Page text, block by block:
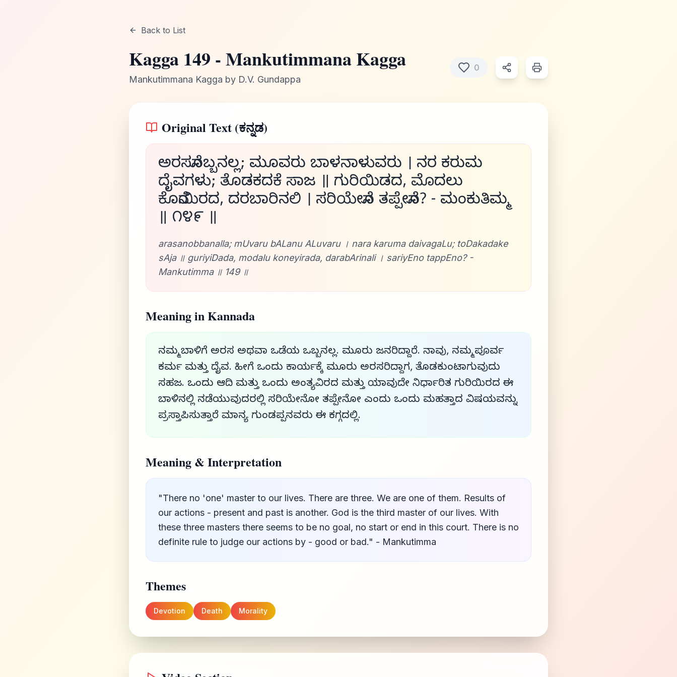
Back to List
Kagga 149 -Mankutimmana Kagga
Mankutimmana Kagga by D.V. Gundappa
0
Original Text (ಕನ್ನಡ)
ಅರಸನೊಬ್ಬನಲ್ಲ; ಮೂವರು ಬಾಳನಾಳುವರು । ನರ ಕರುಮ
ದೈವಗಳು; ತೊಡಕದಕೆ ಸಾಜ ॥ ಗುರಿಯಿಡದ, ಮೊದಲು
ಕೊನೆಯಿರದ, ದರಬಾರಿನಲಿ । ಸರಿಯೇನೊ ತಪ್ಪೇನೊ? - ಮಂಕುತಿಮ್ಮ
॥ ೧೪೯ ॥
arasanobbanalla; mUvaru bALanu ALuvaru । nara karuma daivagaLu; toDakadake
sAja ॥ guriyiDada, modalu koneyirada, darabArinali । sariyEno tappEno? -
Mankutimma ॥ 149 ॥
Meaning in Kannada
ನಮ್ಮ ಬಾಳಿಗೆ ಅರಸ ಅಥವಾ ಒಡೆಯ ಒಬ್ಬನಲ್ಲ. ಮೂರು ಜನರಿದ್ದಾರೆ. ನಾವು, ನಮ್ಮ ಪೂರ್ವ
ಕರ್ಮ ಮತ್ತು ದೈವ. ಹೀಗೆ ಒಂದು ಕಾರ್ಯಕ್ಕೆ ಮೂರು ಅರಸರಿದ್ದಾಗ, ತೊಡಕುಂಟಾಗುವುದು
ಸಹಜ. ಒಂದು ಆದಿ ಮತ್ತು ಒಂದು ಅಂತ್ಯವಿರದ ಮತ್ತು ಯಾವುದೇ ನಿರ್ಧಾರಿತ ಗುರಿಯಿರದ ಈ
ಬಾಳಿನಲ್ಲಿ ನಡೆಯುವುದರಲ್ಲಿ ಸರಿಯೇನೋ ತಪ್ಪೇನೋ ಎಂದು ಒಂದು ಮಹತ್ತಾದ ವಿಷಯವನ್ನು
ಪ್ರಸ್ತಾಪಿಸುತ್ತಾರೆ ಮಾನ್ಯ ಗುಂಡಪ್ಪನವರು ಈ ಕಗ್ಗದಲ್ಲಿ.
Meaning & Interpretation
"There no 'one' master to our lives. There are three. We are one of them. Results of
our actions - present and past is another. God is the third master of our lives. With
these three masters there seems to be no goal, no start or end in this court. There is no
definite rule to judge our actions by - good or bad." - Mankutimma
Themes
Devotion Death Morality